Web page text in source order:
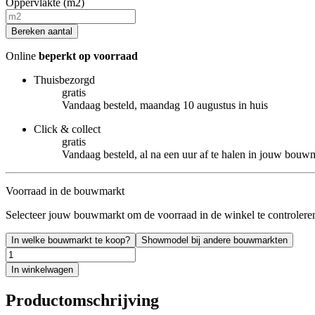
Oppervlakte (m2)
Bereken aantal
Online beperkt op voorraad
Thuisbezorgd
gratis
Vandaag besteld, maandag 10 augustus in huis
Click & collect
gratis
Vandaag besteld, al na een uur af te halen in jouw
Voorraad in de bouwmarkt
Selecteer jouw bouwmarkt om de voorraad in de winkel te
In welke bouwmarkt te koop? Showmodel bij andere bouwmarkten
In winkelwagen
Productomschrijving